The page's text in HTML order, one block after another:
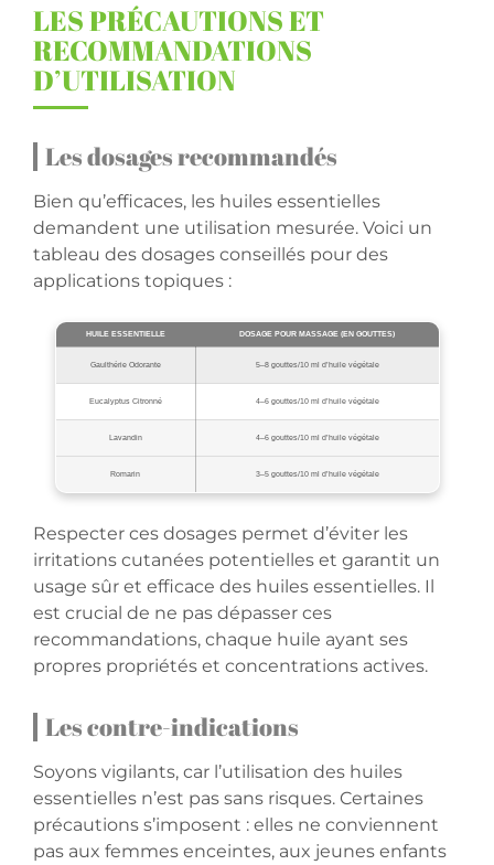
LES PRÉCAUTIONS ET
RECOMMANDATIONS
D’UTILISATION
Les dosages recommandés
Bien qu’efficaces, les huiles essentielles
demandent une utilisation mesurée. Voici un
tableau des dosages conseillés pour des
applications topiques :
HUILE ESSENTIELLE DOSAGE POUR MASSAGE (EN GOUTTES)
Gaulthérie Odorante 5–8 gouttes/10 ml d’huile végétale
Eucalyptus Citronné 4–6 gouttes/10 ml d’huile végétale
Lavandin 4–6 gouttes/10 ml d’huile végétale
Romarin 3–5 gouttes/10 ml d’huile végétale
Respecter ces dosages permet d’éviter les
irritations cutanées potentielles et garantit un
usage sûr et efficace des huiles essentielles. Il
est crucial de ne pas dépasser ces
recommandations, chaque huile ayant ses
propres propriétés et concentrations actives.
Les contre-indications
Soyons vigilants, car l’utilisation des huiles
essentielles n’est pas sans risques. Certaines
précautions s’imposent : elles ne conviennent
pas aux femmes enceintes, aux jeunes enfants